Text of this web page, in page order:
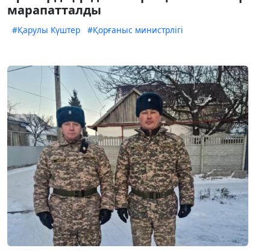
марапатталды
#Қарулы Күштер #Қорғаныс министрлігі